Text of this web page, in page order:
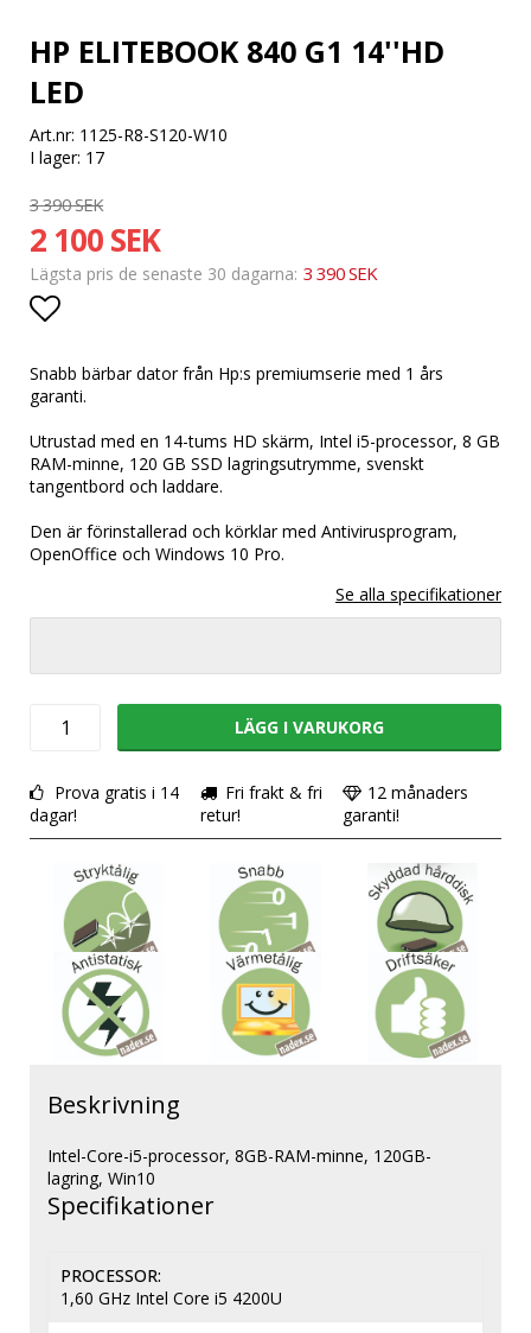
HP ELITEBOOK 840 G1 14''HD
LED
Art.nr: 1125-R8-S120-W10
I lager: 17
3 390 SEK
2 100 SEK
Lägsta pris de senaste 30 dagarna 3 390 SEK
Lägg till i favoritlistan
Snabb bärbar dator från Hp:s premiumserie med 1 års
garanti.
Utrustad med en 14-tums HD skärm, Intel i5-processor, 8 GB
RAM-minne, 120 GB SSD lagringsutrymme, svenskt
tangentbord och laddare.
Den är förinstallerad och körklar med Antivirusprogram,
OpenOffice och Windows 10 Pro.
LÄGG I VARUKORG
Prova gratis i 14
dagar!
Fri frakt & fri
retur!
12 månaders
garanti!
Beskrivning
Intel-Core-i5-processor, 8GB-RAM-minne, 120GB-
lagring, Win10
PROCESSOR
1,60 GHz Intel Core i5 4200U